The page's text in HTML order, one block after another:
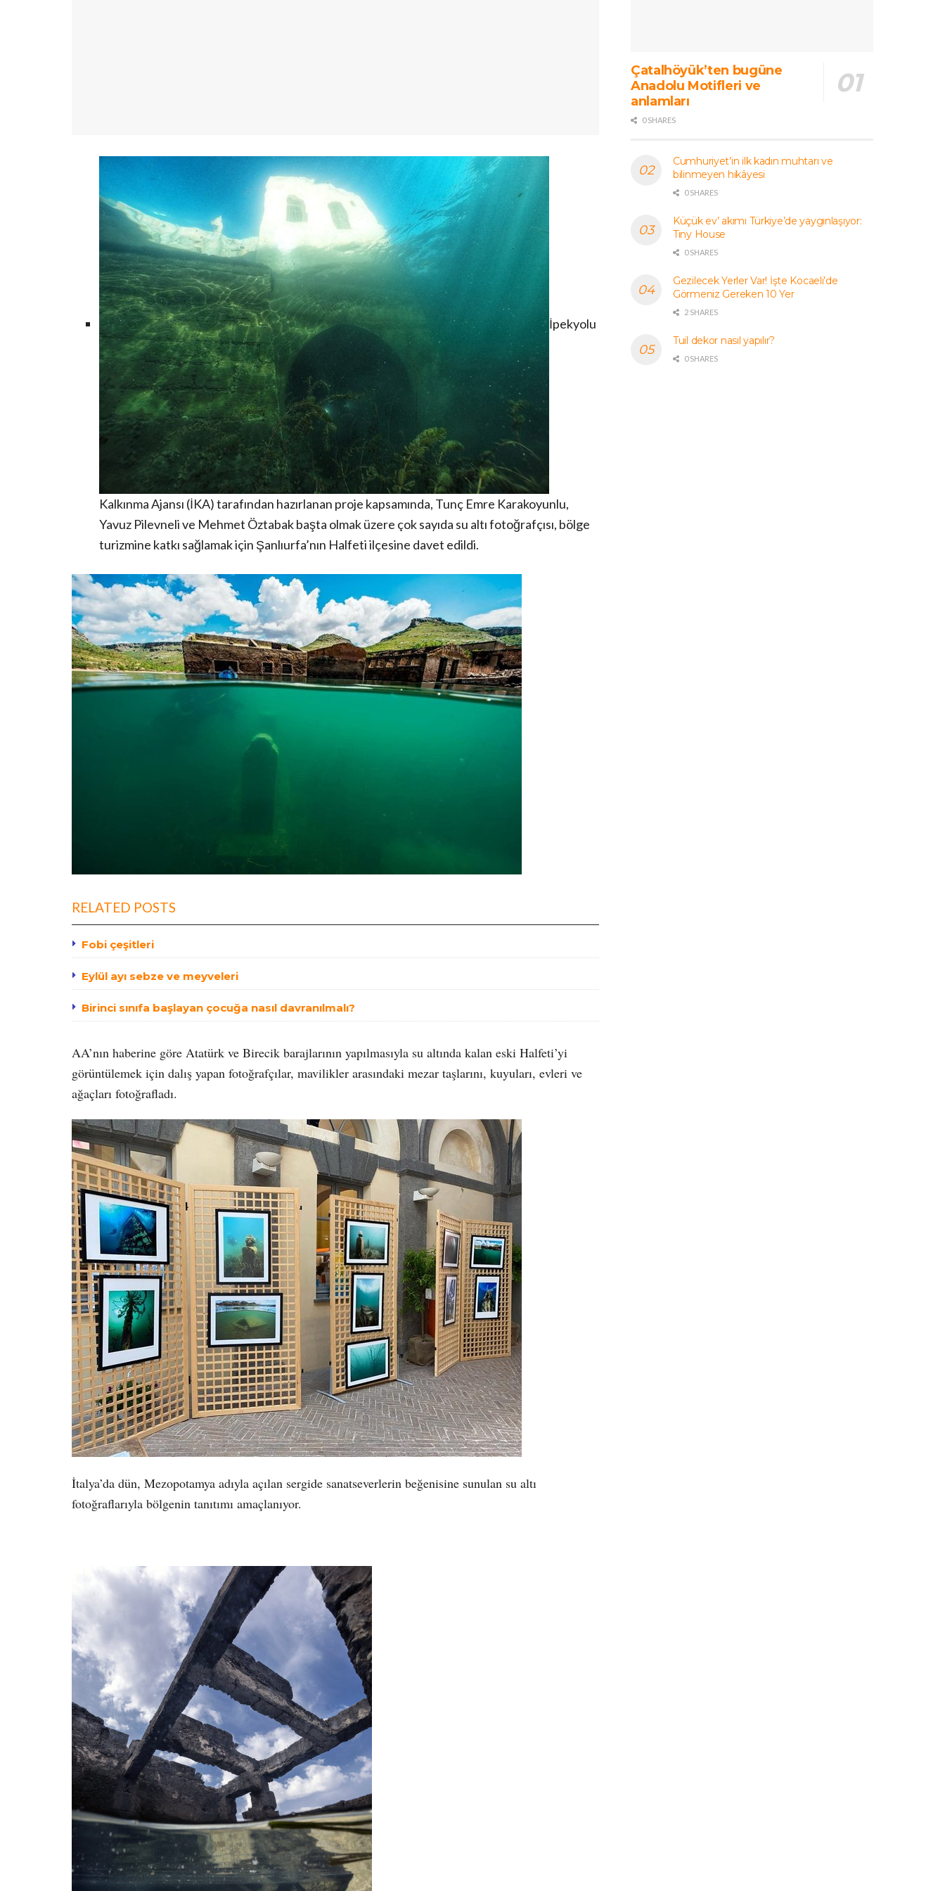
İpekyolu
Kalkınma Ajansı (İKA) tarafından hazırlanan proje kapsamında, Tunç Emre Karakoyunlu,
Yavuz Pilevneli ve Mehmet Öztabak başta olmak üzere çok sayıda su altı fotoğrafçısı, bölge
turizmine katkı sağlamak için Şanlıurfa’nın Halfeti ilçesine davet edildi.
RELATED POSTS
Fobi çeşitleri
Eylül ayı sebze ve meyveleri
Birinci sınıfa başlayan çocuğa nasıl davranılmalı?
AA’nın haberine göre Atatürk ve Birecik barajlarının yapılmasıyla su altında kalan eski Halfeti’yi
görüntülemek için dalış yapan fotoğrafçılar, mavilikler arasındaki mezar taşlarını, kuyuları, evleri ve
ağaçları fotoğrafladı.
İtalya’da dün, Mezopotamya adıyla açılan sergide sanatseverlerin beğenisine sunulan su altı
fotoğraflarıyla bölgenin tanıtımı amaçlanıyor.
Çatalhöyük’ten bugüne
Anadolu Motifleri ve
anlamları
0 SHARES
Cumhuriyet’in ilk kadın muhtarı ve
bilinmeyen hikâyesi
0 SHARES
Küçük ev’ akımı Türkiye’de yaygınlaşıyor:
Tiny House
0 SHARES
Gezilecek Yerler Var! İşte Kocaeli’de
Görmeniz Gereken 10 Yer
2 SHARES
Tuil dekor nasıl yapılır?
0 SHARES